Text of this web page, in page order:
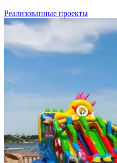
Реализованные проекты